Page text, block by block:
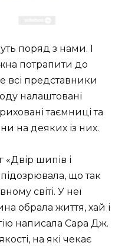
поряд з нами. І
потрапити до
всі представники
налаштовані
таємниці та
на деяких із них.
«Двір шипів і
що так
світі. У неї
обрала життя, хай і
написала Сара Дж.
на які чекає